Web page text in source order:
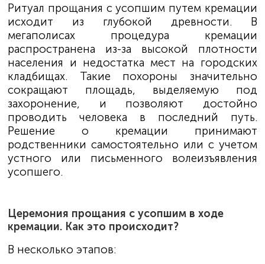
Ритуал прощания с усопшим путем кремации
исходит из глубокой древности. В
мегаполисах процедура кремации
распространена из-за высокой плотности
населения и недостатка мест на городских
кладбищах. Такие похороны значительно
сокращают площадь, выделяемую под
захоронение, и позволяют достойно
проводить человека в последний путь.
Решение о кремации принимают
родственники самостоятельно или с учетом
устного или письменного волеизъявления
усопшего.
Церемония прощания с усопшим в ходе
кремации. Как это происходит?
В несколько этапов: